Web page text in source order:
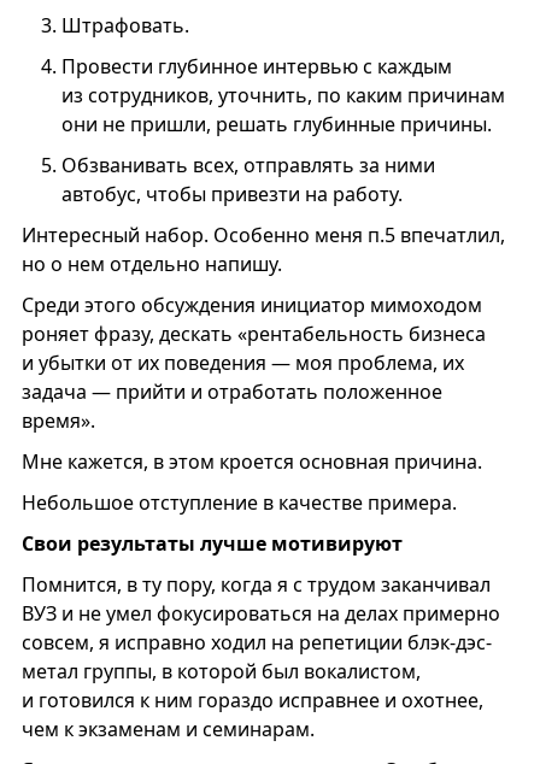
Штрафовать.
Провести глубинное интервью с каждым
из сотрудников, уточнить, по каким причинам
они не пришли, решать глубинные причины.
Обзванивать всех, отправлять за ними
автобус, чтобы привезти на работу.
Интересный набор. Особенно меня п.5 впечатлил,
но о нем отдельно напишу.
Среди этого обсуждения инициатор мимоходом
роняет фразу, дескать «рентабельность бизнеса
и убытки от их поведения — моя проблема, их
задача — прийти и отработать положенное
время».
Мне кажется, в этом кроется основная причина.
Небольшое отступление в качестве примера.
Свои результаты лучше мотивируют
Помнится, в ту пору, когда я с трудом заканчивал
ВУЗ и не умел фокусироваться на делах примерно
совсем, я исправно ходил на репетиции блэк-дэс-
метал группы, в которой был вокалистом,
и готовился к ним гораздо исправнее и охотнее,
чем к экзаменам и семинарам.